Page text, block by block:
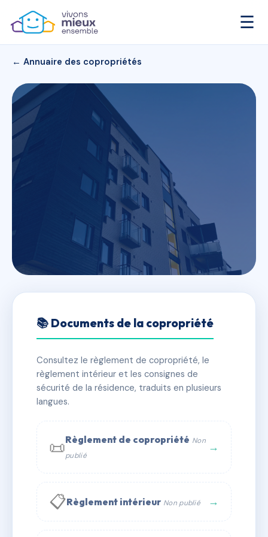
☰
← Annuaire des copropriétés
8 RUE D'ALGER
✓ Immatriculée 🏠 10 lots 🏗 1 bâtiment(s)
📞 Contacter Syndic Digital
📚 Documents de la copropriété
Consultez le règlement de copropriété, le
règlement intérieur et les consignes de
sécurité de la résidence, traduits en plusieurs
langues.
📜Règlement de copropriété Non
publié
→
📋Règlement intérieur Non publié →